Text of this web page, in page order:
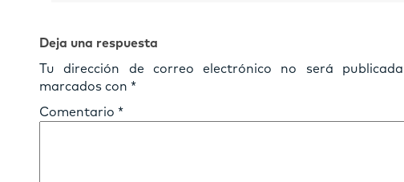
Deja una respuesta
Tu dirección de correo electrónico no será
marcados con *
Comentario *